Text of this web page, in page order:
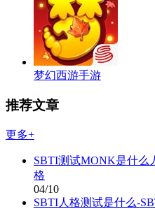
梦幻西游手游
推荐文章
更多+
SBTI测试MONK是什么
格
04/10
SBTI人格测试是什么-